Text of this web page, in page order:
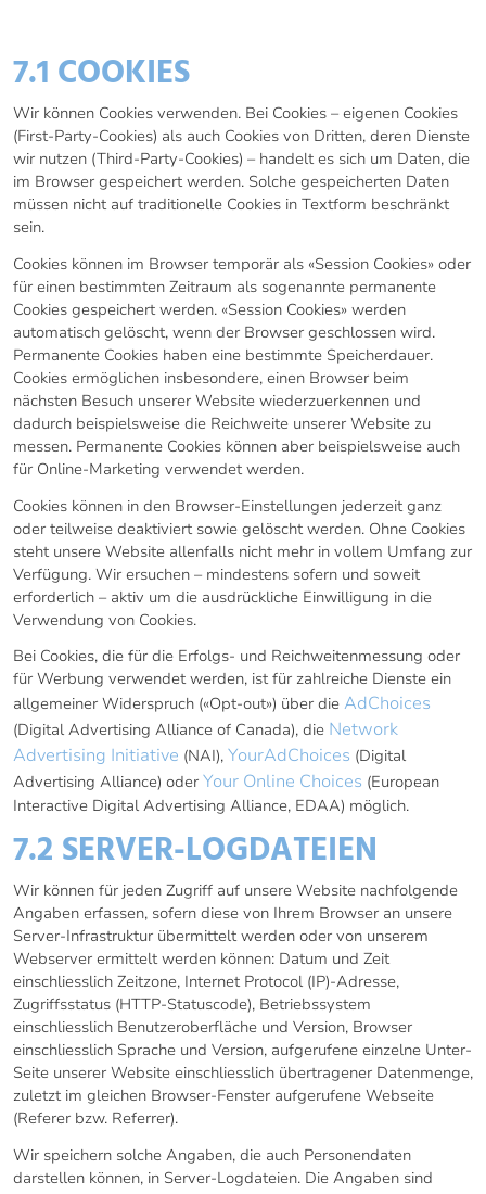
7.1 COOKIES
Wir können Cookies verwenden. Bei Cookies – eigenen Cookies
(First-Party-Cookies) als auch Cookies von Dritten, deren Dienste
wir nutzen (Third-Party-Cookies) – handelt es sich um Daten, die
im Browser gespeichert werden. Solche gespeicherten Daten
müssen nicht auf traditionelle Cookies in Textform beschränkt
sein.
Cookies können im Browser temporär als «Session Cookies» oder
für einen bestimmten Zeitraum als sogenannte permanente
Cookies gespeichert werden. «Session Cookies» werden
automatisch gelöscht, wenn der Browser geschlossen wird.
Permanente Cookies haben eine bestimmte Speicherdauer.
Cookies ermöglichen insbesondere, einen Browser beim
nächsten Besuch unserer Website wiederzuerkennen und
dadurch beispielsweise die Reichweite unserer Website zu
messen. Permanente Cookies können aber beispielsweise auch
für Online-Marketing verwendet werden.
Cookies können in den Browser-Einstellungen jederzeit ganz
oder teilweise deaktiviert sowie gelöscht werden. Ohne Cookies
steht unsere Website allenfalls nicht mehr in vollem Umfang zur
Verfügung. Wir ersuchen – mindestens sofern und soweit
erforderlich – aktiv um die ausdrückliche Einwilligung in die
Verwendung von Cookies.
Bei Cookies, die für die Erfolgs- und Reichweitenmessung oder
für Werbung verwendet werden, ist für zahlreiche Dienste ein
allgemeiner Widerspruch («Opt-out») über die AdChoices
(Digital Advertising Alliance of Canada), die Network
Advertising Initiative (NAI), YourAdChoices (Digital
Advertising Alliance) oder Your Online Choices (European
Interactive Digital Advertising Alliance, EDAA) möglich.
7.2 SERVER-LOGDATEIEN
Wir können für jeden Zugriff auf unsere Website nachfolgende
Angaben erfassen, sofern diese von Ihrem Browser an unsere
Server-Infrastruktur übermittelt werden oder von unserem
Webserver ermittelt werden können: Datum und Zeit
einschliesslich Zeitzone, Internet Protocol (IP)-Adresse,
Zugriffsstatus (HTTP-Statuscode), Betriebssystem
einschliesslich Benutzeroberfläche und Version, Browser
einschliesslich Sprache und Version, aufgerufene einzelne Unter-
Seite unserer Website einschliesslich übertragener Datenmenge,
zuletzt im gleichen Browser-Fenster aufgerufene Webseite
(Referer bzw. Referrer).
Wir speichern solche Angaben, die auch Personendaten
darstellen können, in Server-Logdateien. Die Angaben sind